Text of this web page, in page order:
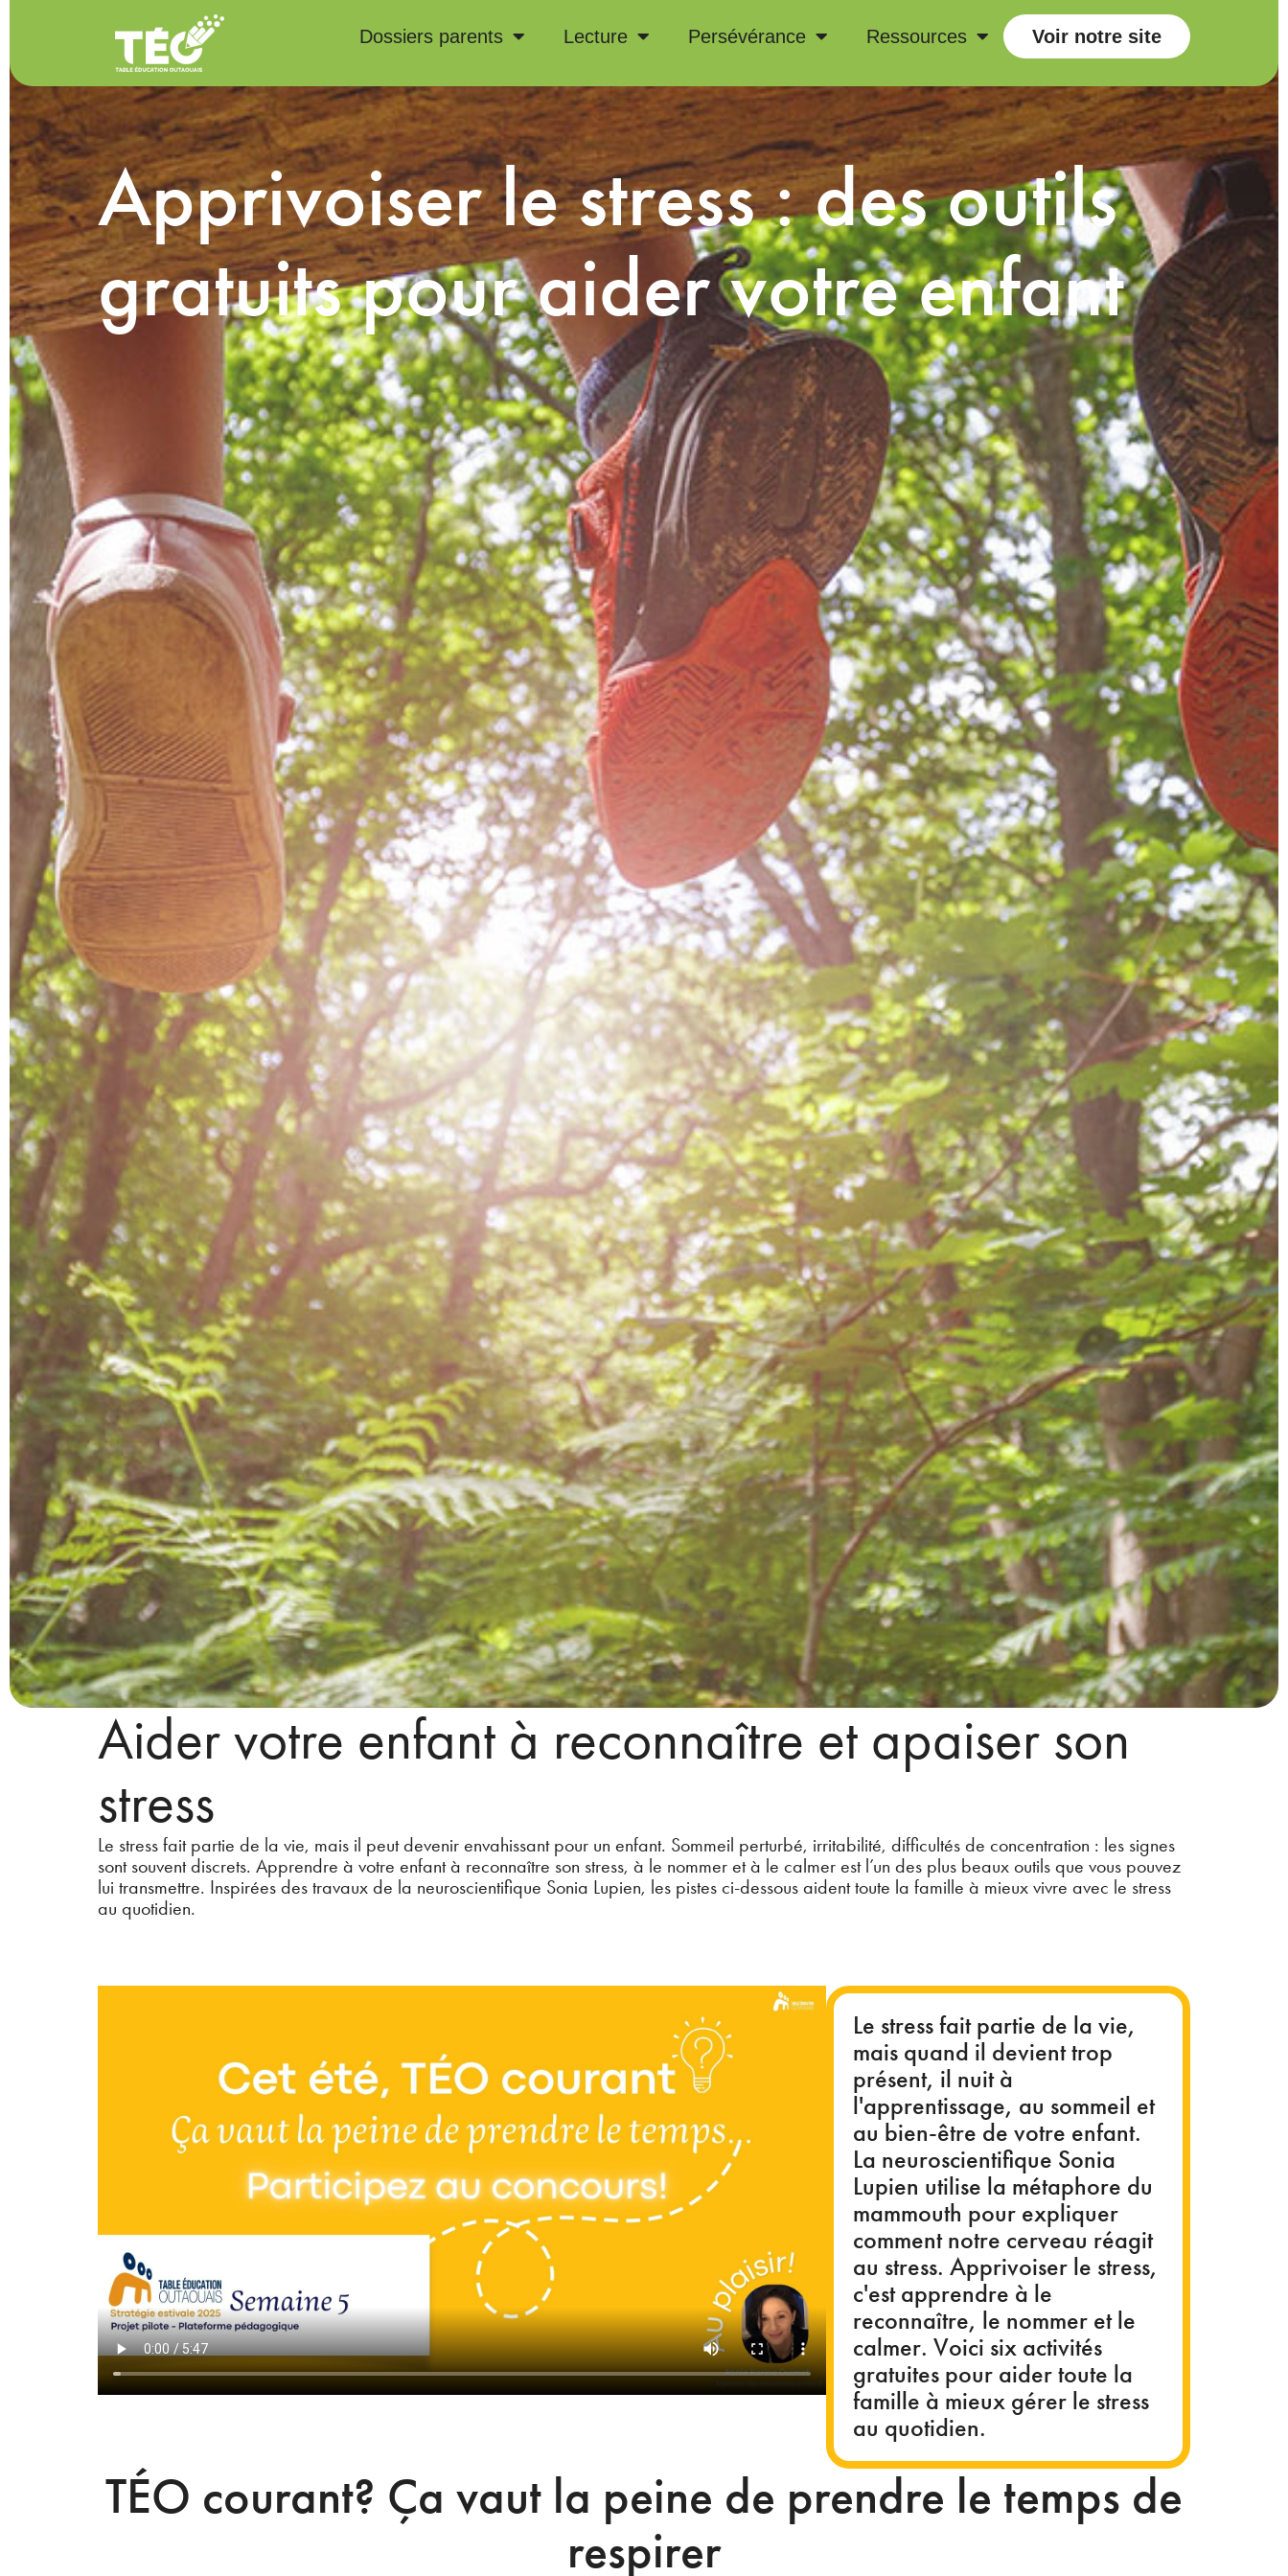
Dossiers parents Lecture Persévérance Ressources Voir notre site
Apprivoiser le stress : des outils
gratuits pour aider votre enfant
Aider votre enfant à reconnaître et apaiser son
stress
Le stress fait partie de la vie, mais il peut devenir envahissant pour un enfant. Sommeil perturbé, irritabilité, difficultés de concentration : les signes
sont souvent discrets. Apprendre à votre enfant à reconnaître son stress, à le nommer et à le calmer est l’un des plus beaux outils que vous pouvez
lui transmettre. Inspirées des travaux de la neuroscientifique Sonia Lupien, les pistes ci-dessous aident toute la famille à mieux vivre avec le stress
au quotidien.
Le stress fait partie de la vie,
mais quand il devient trop
présent, il nuit à
l'apprentissage, au sommeil et
au bien-être de votre enfant.
La neuroscientifique Sonia
Lupien utilise la métaphore du
mammouth pour expliquer
comment notre cerveau réagit
au stress. Apprivoiser le stress,
c'est apprendre à le
reconnaître, le nommer et le
calmer. Voici six activités
gratuites pour aider toute la
famille à mieux gérer le stress
au quotidien.
TÉO courant? Ça vaut la peine de prendre le temps de
respirer